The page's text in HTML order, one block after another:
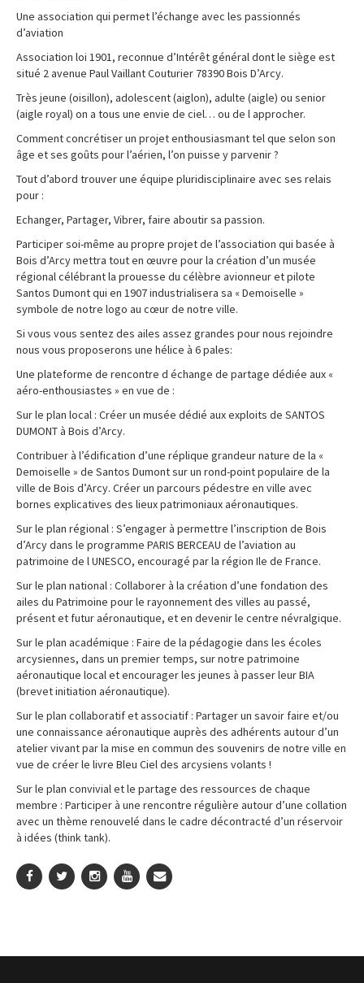
Une association qui permet l’échange avec les passionnés
d’aviation
Association loi 1901, reconnue d’Intérêt général dont le siège est
situé 2 avenue Paul Vaillant Couturier 78390 Bois D’Arcy.
Très jeune (oisillon), adolescent (aiglon), adulte (aigle) ou senior
(aigle royal) on a tous une envie de ciel… ou de l approcher.
Comment concrétiser un projet enthousiasmant tel que selon son
âge et ses goûts pour l’aérien, l’on puisse y parvenir ?
Tout d’abord trouver une équipe pluridisciplinaire avec ses relais
pour :
Echanger, Partager, Vibrer, faire aboutir sa passion.
Participer soi-même au propre projet de l’association qui basée à
Bois d’Arcy mettra tout en œuvre pour la création d’un musée
régional célébrant la prouesse du célèbre avionneur et pilote
Santos Dumont qui en 1907 industrialisera sa « Demoiselle »
symbole de notre logo au cœur de notre ville.
Si vous vous sentez des ailes assez grandes pour nous rejoindre
nous vous proposerons une hélice à 6 pales:
Une plateforme de rencontre d échange de partage dédiée aux «
aéro-enthousiastes » en vue de :
Sur le plan local : Créer un musée dédié aux exploits de SANTOS
DUMONT à Bois d’Arcy.
Contribuer à l’édification d’une réplique grandeur nature de la «
Demoiselle » de Santos Dumont sur un rond-point populaire de la
ville de Bois d’Arcy. Créer un parcours pédestre en ville avec
bornes explicatives des lieux patrimoniaux aéronautiques.
Sur le plan régional : S’engager à permettre l’inscription de Bois
d’Arcy dans le programme PARIS BERCEAU de l’aviation au
patrimoine de l UNESCO, encouragé par la région Ile de France.
Sur le plan national : Collaborer à la création d’une fondation des
ailes du Patrimoine pour le rayonnement des villes au passé,
présent et futur aéronautique, et en devenir le centre névralgique.
Sur le plan académique : Faire de la pédagogie dans les écoles
arcysiennes, dans un premier temps, sur notre patrimoine
aéronautique local et encourager les jeunes à passer leur BIA
(brevet initiation aéronautique).
Sur le plan collaboratif et associatif : Partager un savoir faire et/ou
une connaissance aéronautique auprès des adhérents autour d’un
atelier vivant par la mise en commun des souvenirs de notre ville en
vue de créer le livre Bleu Ciel des arcysiens volants !
Sur le plan convivial et le partage des ressources de chaque
membre : Participer à une rencontre régulière autour d’une collation
avec un thème renouvelé dans le cadre décontracté d’un réservoir
à idées (think tank).